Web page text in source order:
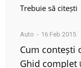
Trebuie să citești
Auto 16 Feb 2015
Cum contești
Ghid complet